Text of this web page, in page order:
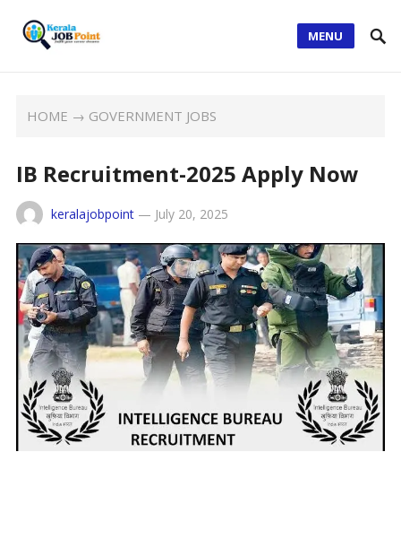
MENU
HOME → GOVERNMENT JOBS
IB Recruitment-2025 Apply Now
keralajobpoint— July 20, 2025